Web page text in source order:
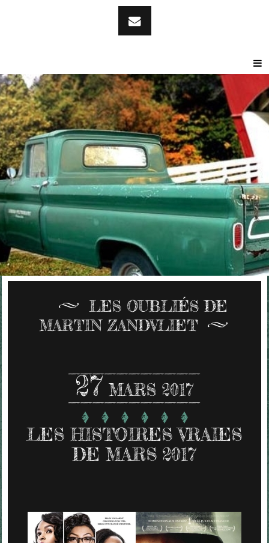
LES OUBLIÉS DE
MARTIN ZANDVLIET
27 MARS 2017
LES HISTOIRES VRAIES
DE MARS 2017